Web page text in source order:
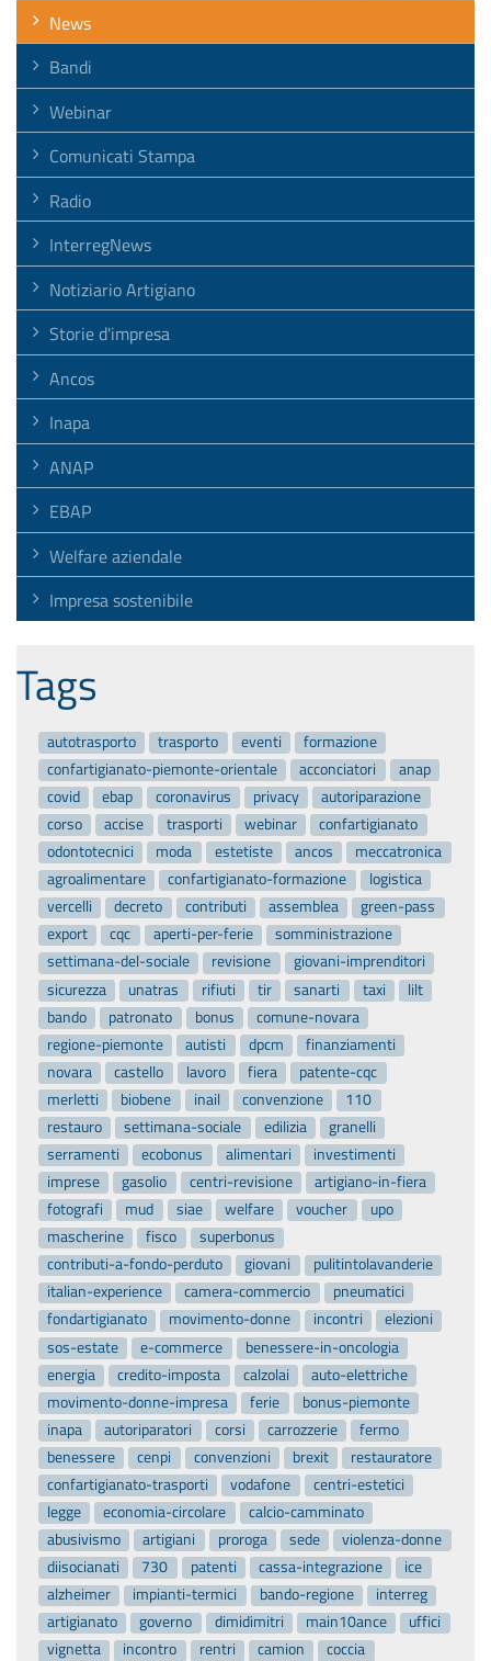
News
Bandi
Webinar
Comunicati Stampa
Radio
InterregNews
Notiziario Artigiano
Storie d'impresa
Ancos
Inapa
ANAP
EBAP
Welfare aziendale
Impresa sostenibile
Tags
autotrasporto trasporto eventi
formazione
confartigianato-piemonte-orientale
acconciatori
anap
covid
ebap coronavirus privacy
autoriparazione
corso
accise trasporti webinar
confartigianato
odontotecnici
moda estetiste ancos
meccatronica
agroalimentare
confartigianato-formazione
logistica
vercelli
decreto contributi assemblea
green-pass
export
cqc aperti-per-ferie
somministrazione
settimana-del-sociale
revisione
giovani-imprenditori
sicurezza
unatras rifiuti tir sanarti taxi
lilt
bando
patronato bonus
comune-novara
regione-piemonte
autisti dpcm
finanziamenti
novara
castello lavoro fiera
patente-cqc
merletti
biobene inail convenzione
110
restauro
settimana-sociale edilizia
granelli
serramenti
ecobonus alimentari
investimenti
imprese
gasolio centri-revisione
artigiano-in-fiera
fotografi
mud siae welfare voucher
upo
mascherine
fisco
superbonus
contributi-a-fondo-perduto
giovani
pulitintolavanderie
italian-experience
camera-commercio
pneumatici
fondartigianato
movimento-donne incontri
elezioni
sos-estate
e-commerce
benessere-in-oncologia
energia
credito-imposta calzolai
auto-elettriche
movimento-donne-impresa
ferie
bonus-piemonte
inapa
autoriparatori corsi carrozzerie
fermo
benessere
cenpi convenzioni brexit
restauratore
confartigianato-trasporti
vodafone
centri-estetici
legge
economia-circolare
calcio-camminato
abusivismo
artigiani proroga sede
violenza-donne
diisocianati
730 patenti cassa-integrazione
ice
alzheimer
impianti-termici bando-regione
interreg
artigianato
governo dimidimitri main10ance
uffici
vignetta
incontro rentri camion coccia